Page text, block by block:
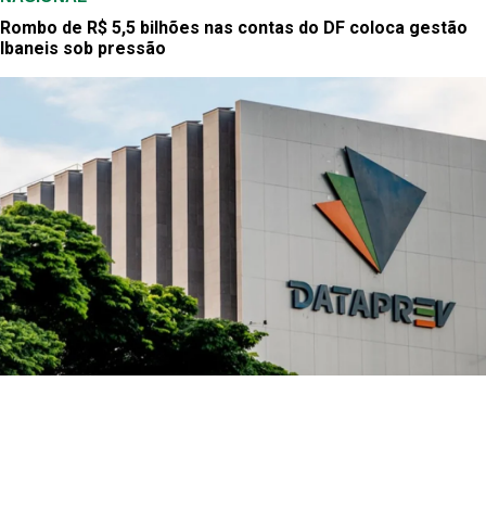
Rombo de R$ 5,5 bilhões nas contas do DF coloca gestão
Ibaneis sob pressão